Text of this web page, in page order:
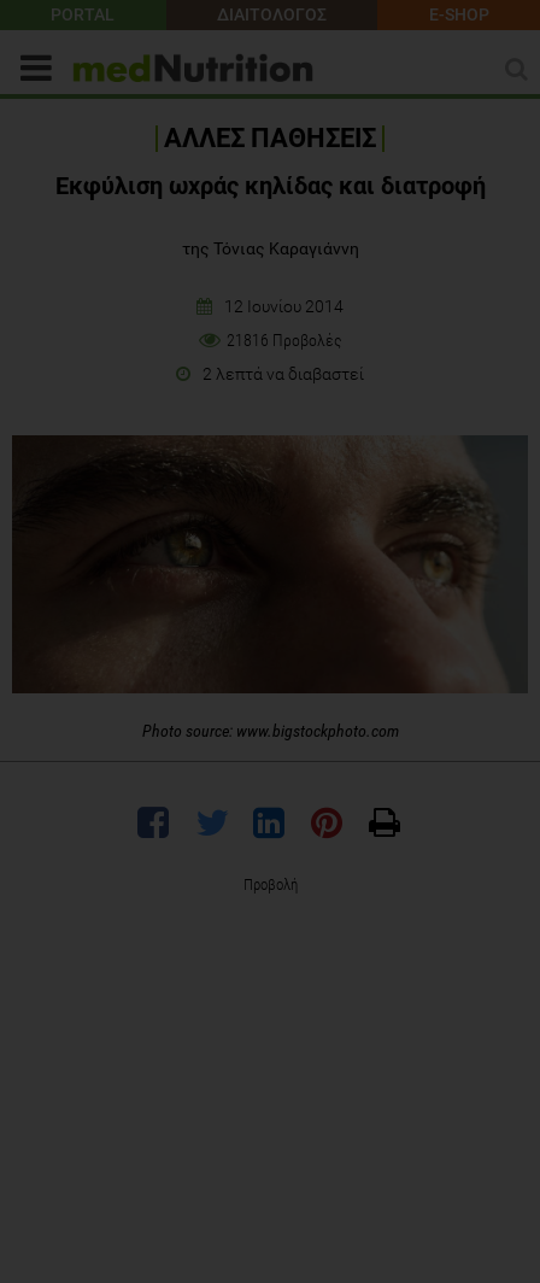
PORTAL ΔΙΑΙΤΟΛΟΓΟΣ E-SHOP
ΑΛΛΕΣ ΠΑΘΗΣΕΙΣ
Εκφύλιση ωχράς κηλίδας και διατροφή
της Τόνιας Καραγιάννη
12 Ιουνίου 2014
21816 Προβολές
2 λεπτά να διαβαστεί
Photo source: www.bigstockphoto.com
Προβολή